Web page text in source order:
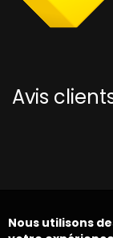
Avis
Nous utilisons